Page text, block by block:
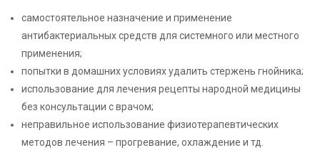
самостоятельное назначение и применение
антибактериальных средств для системного или местного
применения;
попытки в домашних условиях удалить стержень гнойника;
использование для лечения рецепты народной медицины
без консультации с врачом;
неправильное использование физиотерапевтических
методов лечения – прогревание, охлаждение и тд.